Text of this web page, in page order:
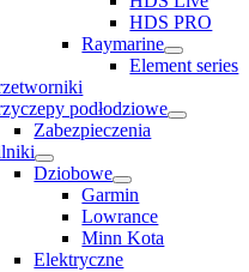
HDS PRO
Raymarine
Element series
podłodziowe
Zabezpieczenia
Dziobowe
Garmin
Lowrance
Minn Kota
Elektryczne